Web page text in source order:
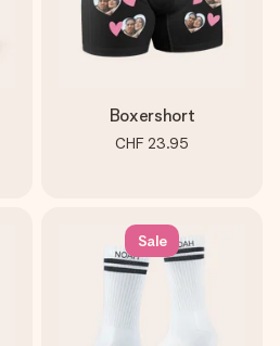
Boxershort
CHF 23.95
Sale